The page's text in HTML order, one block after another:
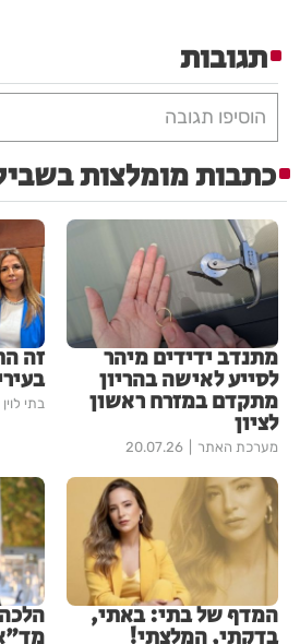
תגובות
הוסיפו תגובה
כתבות מומלצות
מתנדב ידידים מיהר
לסייע לאישה בהריון
מתקדם במזרח ראשון
לציון
מערכת האתר 20.07.26
זה
בתי לוין
המדף של בתי: באתי,